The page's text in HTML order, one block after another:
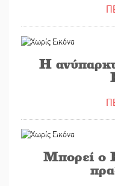
Η
Μπορεί ο